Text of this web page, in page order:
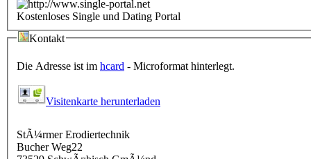
Kostenloses Single und Dating Portal
Kontakt
Die Adresse ist im hcard - Microformat hinterlegt.
Visitenkarte herunterladen
StÃ¼rmer Erodiertechnik
Bucher Weg22